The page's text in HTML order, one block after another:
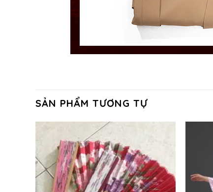
SẢN PHẨM TƯƠNG TỰ